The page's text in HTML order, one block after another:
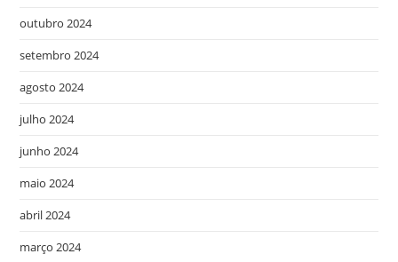
outubro 2024
setembro 2024
agosto 2024
julho 2024
junho 2024
maio 2024
abril 2024
março 2024